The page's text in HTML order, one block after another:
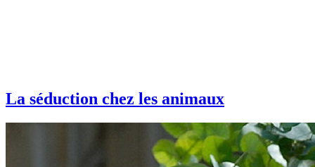
La séduction chez les animaux